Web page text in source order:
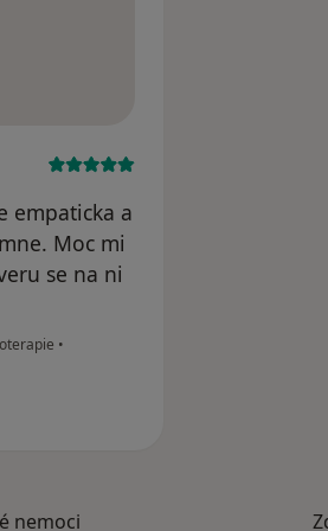
empaticka a
Moc mi
se na ni
•
nemoci